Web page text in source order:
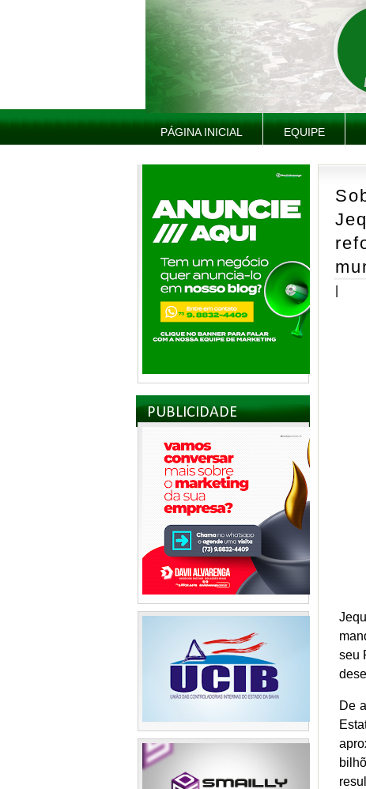
PÁGINA INICIAL EQUIPE
PUBLICIDADE
seu
De